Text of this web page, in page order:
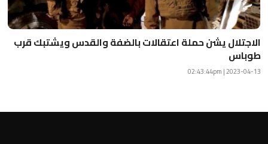
الاجتلال يشن حملة اعتقالات بالضفة والقدس ويشتبك قرب
طوباس
2023-04-13 | 02:43:44pm